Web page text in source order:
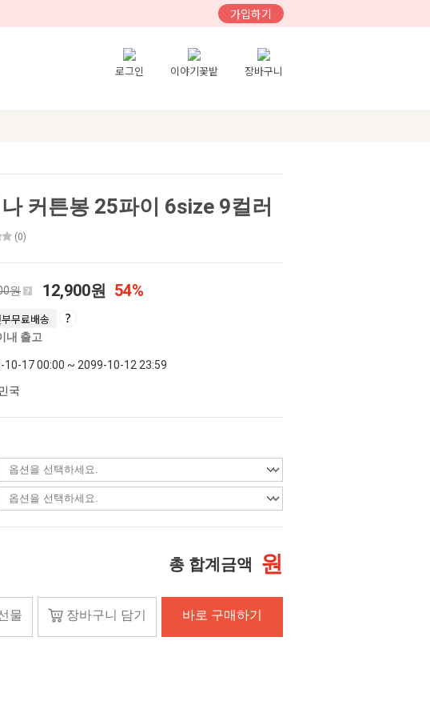
가입하기
로그인 이야기꽃밭 장바구니
커튼봉 25파이 6size 9컬러
(0)
원 12,900원 54%
무료배송
내 출고
10-17 00:00 ~ 2099-10-12 23:59
국
총 합계금액 원
물 장바구니 담기 바로 구매하기